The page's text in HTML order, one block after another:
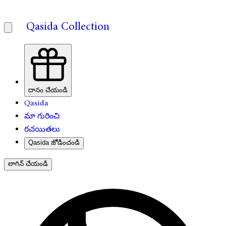
Qasida Collection
దానం చేయండి
Qasida
మా గురించి
రచయితలు
Qasida జోడించండి
లాగిన్ చేయండి